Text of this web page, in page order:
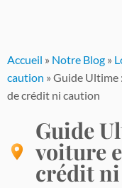
Accueil » Notre Blog »
caution » Guide Ultime
de crédit ni caution
Guide
voiture
crédit